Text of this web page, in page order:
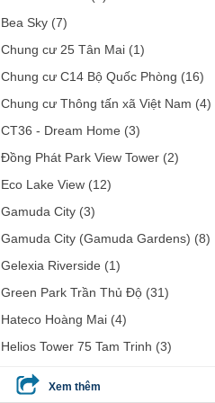
Bea Sky (7)
Chung cư 25 Tân Mai (1)
Chung cư C14 Bộ Quốc Phòng (16)
Chung cư Thông tấn xã Việt Nam (4)
CT36 - Dream Home (3)
Đồng Phát Park View Tower (2)
Eco Lake View (12)
Gamuda City (3)
Gamuda City (Gamuda Gardens) (8)
Gelexia Riverside (1)
Green Park Trần Thủ Độ (31)
Hateco Hoàng Mai (4)
Helios Tower 75 Tam Trinh (3)
Xem thêm